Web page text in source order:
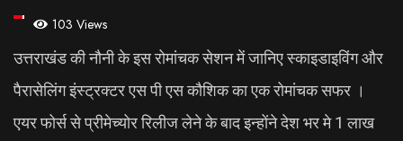
103 Views
उत्तराखंड की नौनी के इस रोमांचक सेशन में जानिए स्काइडाइविंग और
पैरासेलिंग इंस्ट्रक्टर एस पी एस कौशिक का एक रोमांचक सफर ।
एयर फोर्स से प्रीमेच्योर रिलीज लेने के बाद इन्होंने देश भर मे 1 लाख